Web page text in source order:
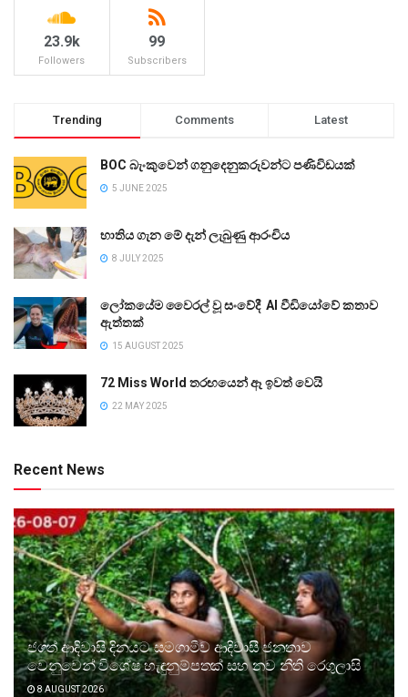
23.9k
Followers
99
Subscribers
Trending Comments Latest
BOC බැංකුවෙන් ගනුදෙනුකරුවන්ට පණිවිඩයක්
5 JUNE 2025
භාතිය ගැන මේ දැන් ලැබුණු ආරංචිය
8 JULY 2025
ලෝකයේම වෛරල් වූ සංවේදී AI වීඩියෝවේ කතාව
ඇත්තක්
15 AUGUST 2025
72 Miss World තරඟයෙන් ඈ ඉවත් වෙයි
22 MAY 2025
Recent News
ජගත් ආදිවාසි දිනයට සමගාමීව ආදිවාසී ජනතාව
වෙනුවෙන් විශේෂ හැඳුනුම්පතක් සහ නව නීති රෙගුලාසි
8 AUGUST 2026